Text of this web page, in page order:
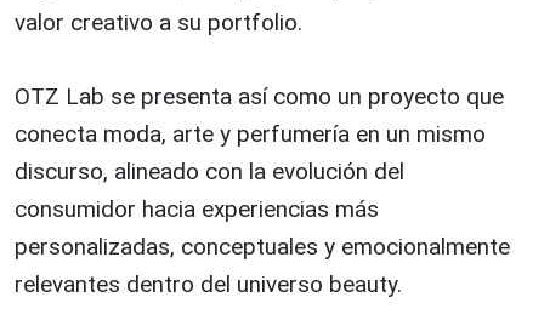
valor creativo a su portfolio.
OTZ Lab se presenta así como un proyecto que
conecta moda, arte y perfumería en un mismo
discurso, alineado con la evolución del
consumidor hacia experiencias más
personalizadas, conceptuales y emocionalmente
relevantes dentro del universo beauty.